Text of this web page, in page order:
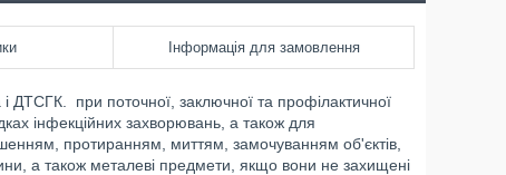
Інформація для замовлення
ДТСГК. при поточної, заключної та профілактичної
інфекційних захворювань, а також для
протиранням, миттям, замочуванням об'єктів,
а також металеві предмети, якщо вони не захищені